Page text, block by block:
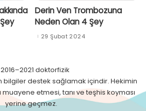
Derin Ven Trombozuna
Neden Olan 4 Şey
29 Şubat 2024
doktorfizik
bilgiler destek sağlamak içindir. Hekimin
muayene etmesi, tanı ve teşhis koyması
yerine geçmez.